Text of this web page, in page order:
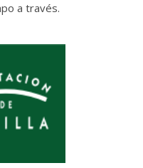
a través.